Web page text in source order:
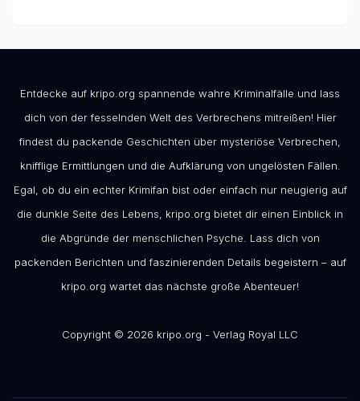
Entdecke auf kripo.org spannende wahre Kriminalfälle und lass
dich von der fesselnden Welt des Verbrechens mitreißen! Hier
findest du packende Geschichten über mysteriöse Verbrechen,
knifflige Ermittlungen und die Aufklärung von ungelösten Fällen.
Egal, ob du ein echter Krimifan bist oder einfach nur neugierig auf
die dunkle Seite des Lebens, kripo.org bietet dir einen Einblick in
die Abgründe der menschlichen Psyche. Lass dich von
packenden Berichten und faszinierenden Details begeistern – auf
kripo.org wartet das nächste große Abenteuer!
Copyright © 2026 kripo.org - Verlag Royal LLC